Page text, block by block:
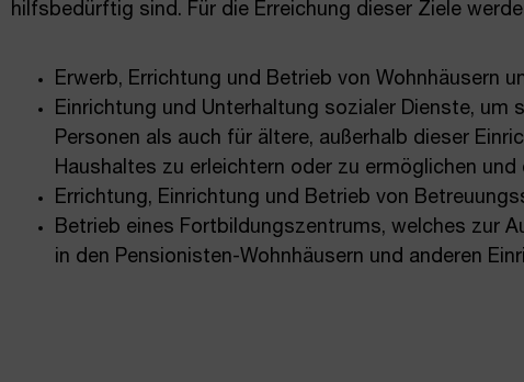
hilfsbedürftig sind. Für die Erreichung dieser Ziele
Erwerb, Errichtung und Betrieb von Wohnhäusern
Einrichtung und Unterhaltung sozialer Dienste, um
Personen als auch für ältere, außerhalb dieser
Haushaltes zu erleichtern oder zu ermöglichen
Errichtung, Einrichtung und Betrieb von
Betrieb eines Fortbildungszentrums, welches zur
in den Pensionisten-Wohnhäusern und anderen